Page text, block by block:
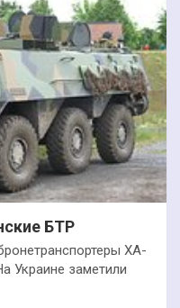
БТР
XA-
Украине заметили